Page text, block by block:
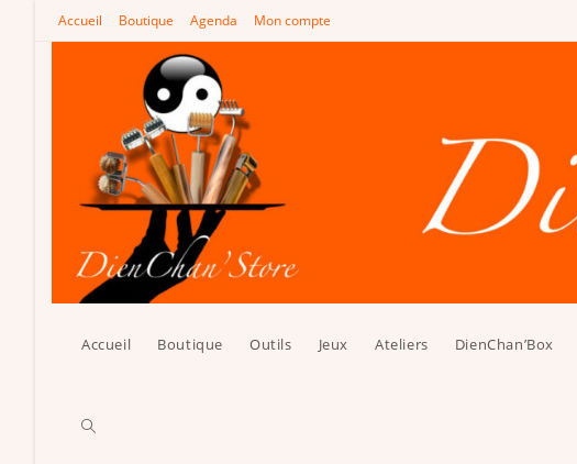
Accueil Boutique Agenda Mon compte
Accueil Boutique Outils Jeux Ateliers DienChan’Box
Toggle